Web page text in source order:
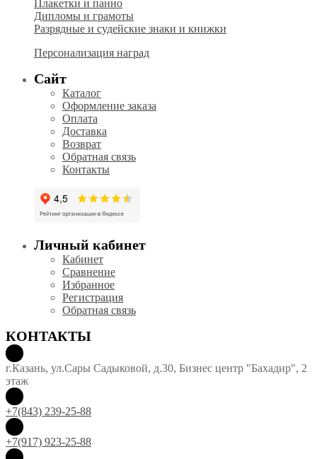
Плакетки и панно
Дипломы и грамоты
Разрядные и судейские знаки и книжки
Персонализация наград
Сайт
Каталог
Оформление заказа
Оплата
Доставка
Возврат
Обратная связь
Контакты
Личный кабинет
Кабинет
Сравнение
Избранное
Регистрация
Обратная связь
КОНТАКТЫ
г.Казань, ул.Сары Садыковой, д.30, Бизнес центр "Бахадир", 2
этаж
+7(843) 239-25-88
+7(917) 923-25-88